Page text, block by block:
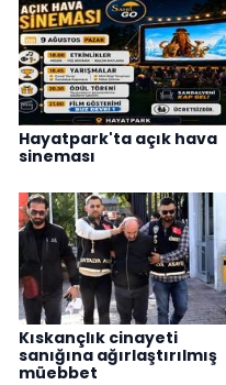
Hayatpark'ta açık hava
sineması
Kıskançlık cinayeti
sanığına ağırlaştırılmış
müebbet